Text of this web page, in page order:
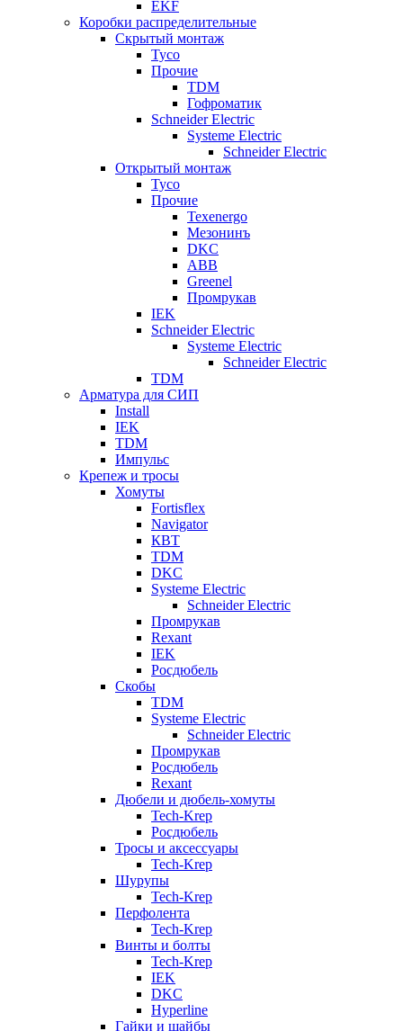
EKF
Коробки распределительные
Скрытый монтаж
Tyco
Прочие
TDM
Гофроматик
Schneider Electric
Systeme Electric
Schneider Electric
Открытый монтаж
Tyco
Прочие
Texenergo
Мезонинъ
DKC
ABB
Greenel
Промрукав
IEK
Schneider Electric
Systeme Electric
Schneider Electric
TDM
Арматура для СИП
Install
IEK
TDM
Импульс
Крепеж и тросы
Хомуты
Fortisflex
Navigator
КВТ
TDM
DKC
Systeme Electric
Schneider Electric
Промрукав
Rexant
IEK
Росдюбель
Скобы
TDM
Systeme Electric
Schneider Electric
Промрукав
Росдюбель
Rexant
Дюбели и дюбель-хомуты
Tech-Krep
Росдюбель
Тросы и аксессуары
Tech-Krep
Шурупы
Tech-Krep
Перфолента
Tech-Krep
Винты и болты
Tech-Krep
IEK
DKC
Hyperline
Гайки и шайбы